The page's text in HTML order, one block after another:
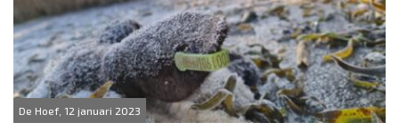
De Hoef, 12 januari 2023